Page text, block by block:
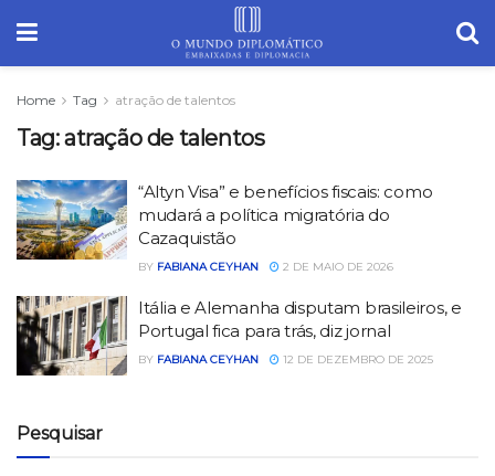
Home Tag atração de talentos
Tag:atração de talentos
“Altyn Visa” e benefícios fiscais: como
mudará a política migratória do
Cazaquistão
BY FABIANA CEYHAN 2 DE MAIO DE 2026
Itália e Alemanha disputam brasileiros, e
Portugal fica para trás, diz jornal
BY FABIANA CEYHAN 12 DE DEZEMBRO DE 2025
Pesquisar